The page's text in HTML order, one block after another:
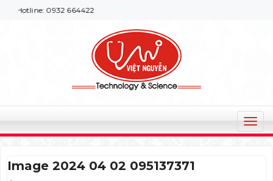
0932 664422
T
o
Image 2024 04 02 095137371